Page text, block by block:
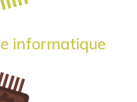
informatique